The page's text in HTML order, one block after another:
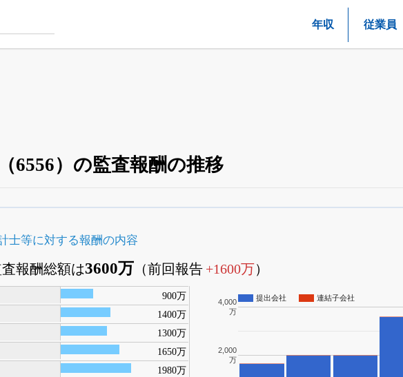
年収 従業員
6556）の監査報酬の推移
料でβ版をはじめる
と米株版の先行利用も付きます
士等に対する報酬の内容
報酬総額は3600万 （前回報告 +1600万）
900万
1400万
1300万
1650万
1980万
提出会社 連結子会社
2,000
万
4,000
万